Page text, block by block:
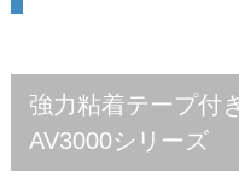
強力粘着テープ付
AV3000シリーズ